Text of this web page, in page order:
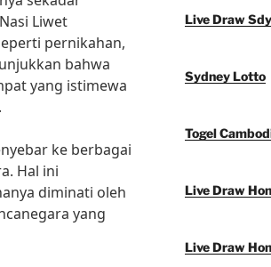
Liwet
pernikahan,
bahwa
yang istimewa
ke berbagai
Hal ini
diminati oleh
yang
Live Draw Sdy
Sydney Lotto
Togel
Live Draw
Live Draw